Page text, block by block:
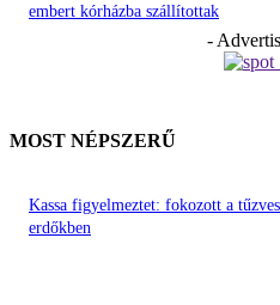
embert kórházba szállítottak
-
MOST NÉPSZERŰ
Kassa figyelmeztet: fokozott a
erdőkben